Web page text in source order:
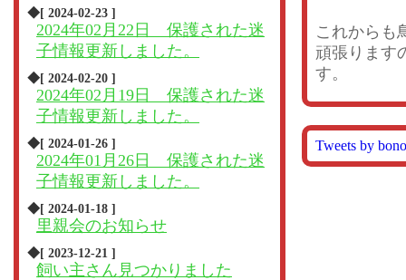
◆[ 2024-02-23 ]
2024年02月22日 保護された迷
子情報更新しました。
◆[ 2024-02-20 ]
2024年02月19日 保護された迷
子情報更新しました。
◆[ 2024-01-26 ]
2024年01月26日 保護された迷
子情報更新しました。
◆[ 2024-01-18 ]
里親会のお知らせ
◆[ 2023-12-21 ]
飼い主さん見つかりました
これからも
頑張ります
す。
Tweets by